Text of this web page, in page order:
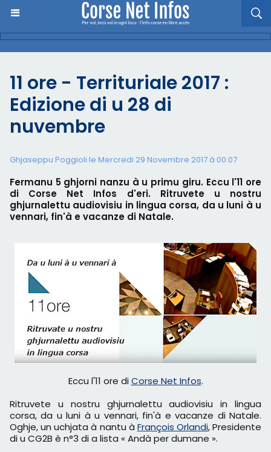
11 ore - Territuriale 2017 :
Edizione di u 28 di
nuvembre
Ghjaseppu Poggioli le Mercredi 29 Novembre 2017 à 00:07
Fermanu 5 ghjorni nanzu à u primu giru. Eccu l'11 ore
di Corse Net Infos d'eri. Ritruvete u nostru
ghjurnalettu audiovisiu in lingua corsa, da u luni à u
vennari, fin'à e vacanze di Natale.
Eccu l'11 ore diCorse Net Infos.
Ritruvete u nostru ghjurnalettu audiovisiu in lingua
corsa, da u luni à u vennari, fin'à e vacanze di Natale.
Oghje, un uchjata à nantu à François Orlandi, Presidente
di u CG2B è n°3 di a lista « Andà per dumane ».